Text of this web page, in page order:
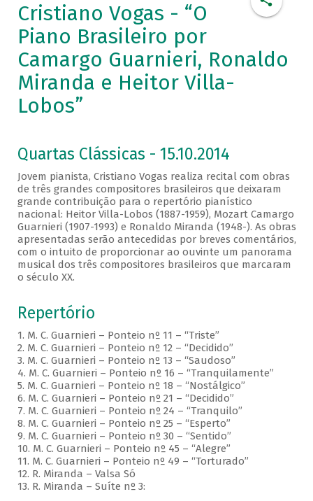
Cristiano Vogas - “O
Piano Brasileiro por
Camargo Guarnieri, Ronaldo
Miranda e Heitor Villa-
Lobos”
Quartas Clássicas - 15.10.2014
Jovem pianista, Cristiano Vogas realiza recital com obras
de três grandes compositores brasileiros que deixaram
grande contribuição para o repertório pianístico
nacional: Heitor Villa-Lobos (1887-1959), Mozart Camargo
Guarnieri (1907-1993) e Ronaldo Miranda (1948-). As obras
apresentadas serão antecedidas por breves comentários,
com o intuito de proporcionar ao ouvinte um panorama
musical dos três compositores brasileiros que marcaram
o século XX.
Repertório
1. M. C. Guarnieri – Ponteio nº 11 – “Triste”
2. M. C. Guarnieri – Ponteio nº 12 – “Decidido”
3. M. C. Guarnieri – Ponteio nº 13 – “Saudoso”
4. M. C. Guarnieri – Ponteio nº 16 – “Tranquilamente”
5. M. C. Guarnieri – Ponteio nº 18 – “Nostálgico”
6. M. C. Guarnieri – Ponteio nº 21 – “Decidido”
7. M. C. Guarnieri – Ponteio nº 24 – “Tranquilo”
8. M. C. Guarnieri – Ponteio nº 25 – “Esperto”
9. M. C. Guarnieri – Ponteio nº 30 – “Sentido”
10. M. C. Guarnieri – Ponteio nº 45 – “Alegre”
11. M. C. Guarnieri – Ponteio nº 49 – “Torturado”
12. R. Miranda – Valsa Só
13. R. Miranda – Suíte nº 3: